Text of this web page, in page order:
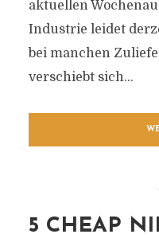
aktuellen
Industrie leidet
bei manchen
verschiebt sich...
5 CHEAP